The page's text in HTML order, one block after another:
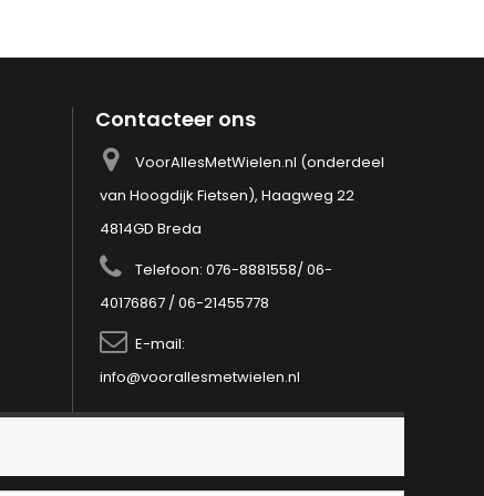
Contacteer ons
VoorAllesMetWielen.nl (onderdeel
van Hoogdijk Fietsen), Haagweg 22
4814GD Breda
Telefoon: 076-8881558/ 06-
40176867 / 06-21455778
E-mail:
info@voorallesmetwielen.nl